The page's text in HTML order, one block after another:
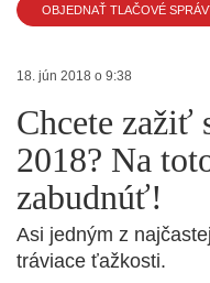
OBJEDNAŤ TLAČOVÉ
18. jún 2018 o 9:38
Chcete zažiť
2018? Na
zabudnúť!
Asi jedným z
tráviace ťažkosti.